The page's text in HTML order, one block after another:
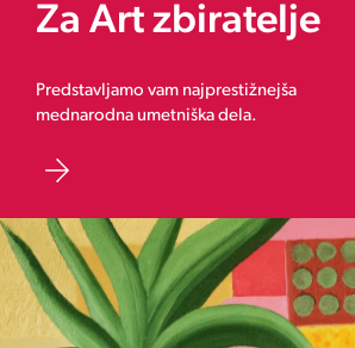
Za Art zbiratelje
Predstavljamo vam najprestižnejša
mednarodna umetniška dela.